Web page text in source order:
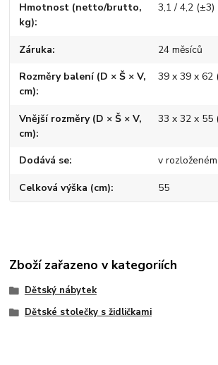
Hmotnost (netto/brutto,
kg)
3,1 / 4,2 (±3)
Záruka 24 měsíců
Rozměry balení (D × Š × V,
cm)
39 x 39 x 62
Vnější rozměry (D × Š × V,
cm)
33 x 32 x 55
Dodává se v
Celková výška (cm) 55
Zboží zařazeno v kategoriích
Dětský nábytek
Dětské stolečky s židličkami